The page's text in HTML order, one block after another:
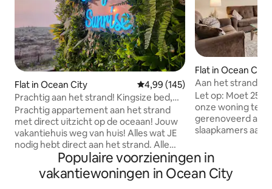
Flat in Ocean City Gemiddelde beoordeling van
4,99 (145)
Prachtig aan het strand! Kingsize bed,
direct uitzicht op de oceaan!
Prachtig appartement aan het strand
met direct uitzicht op de oceaan! Jouw
vakantiehuis weg van huis! Alles wat JE
nodig hebt direct aan het strand. Alle
beddengoed, benodigdheden en een
goed gevulde keuken! Nieuwe 65-inch
tv met gratis 4K Netflix aanwezig!
Flat in Ocean City
Aan het strand
voorzieningen in
Let op: Moet 25
onze woning te huren.
gerenoveerd
slaapkamers aan
van het kijken
prachtige
ramen zonder
Populaire voorzieningen in
vakantiewoningen in Ocean City